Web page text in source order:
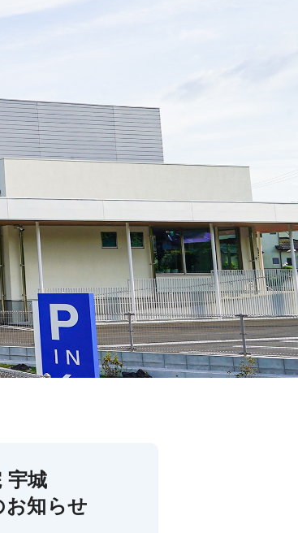
宇城
知らせ